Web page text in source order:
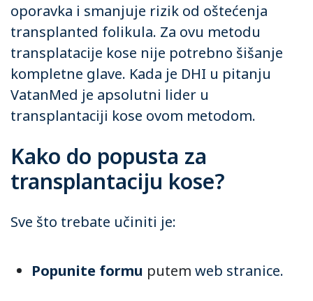
oporavka i smanjuje rizik od oštećenja
transplanted folikula. Za ovu metodu
transplatacije kose nije potrebno šišanje
kompletne glave. Kada je DHI u pitanju
VatanMed je apsolutni lider u
transplantaciji kose ovom metodom.
Kako do popusta za
transplantaciju kose?
Sve što trebate učiniti je:
Popunite formu putem web stranice.